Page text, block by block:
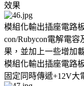
效果
模組化輸出插座電路
con/Rubycon電解電
果，並加上一些增加
模組化輸出插座電路
固定同時傳遞+12V